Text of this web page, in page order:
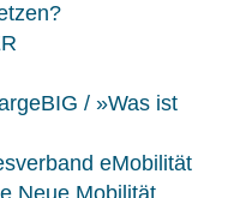
/ »Was ist
eMobilität
Neue Mobilität